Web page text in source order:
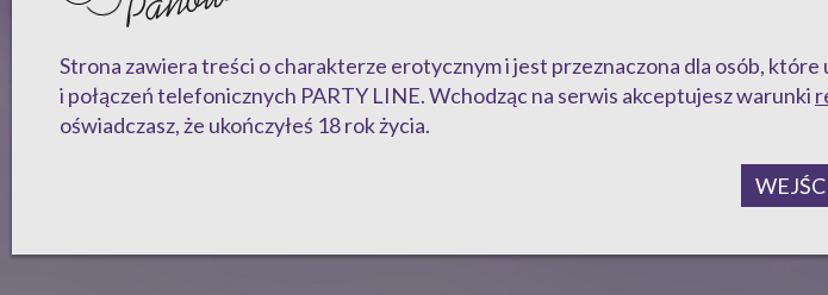
Strona zawiera treści o charakterze erotycznym i jest przeznaczona dla osób,
i połączeń telefonicznych PARTY LINE. Wchodząc na serwis akceptujesz warunki
oświadczasz, że ukończyłeś 18 rok życia.